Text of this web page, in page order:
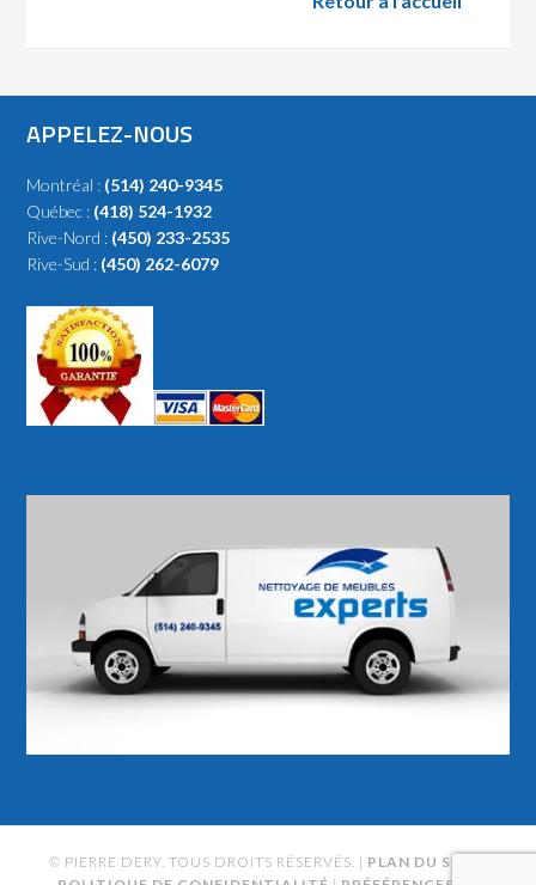
APPELEZ-NOUS
Montréal : (514) 240-9345
Québec : (418) 524-1932
Rive-Nord : (450) 233-2535
Rive-Sud : (450) 262-6079
© PIERRE DERY. TOUS DROITS RÉSERVÉS. | PLAN DU SITE